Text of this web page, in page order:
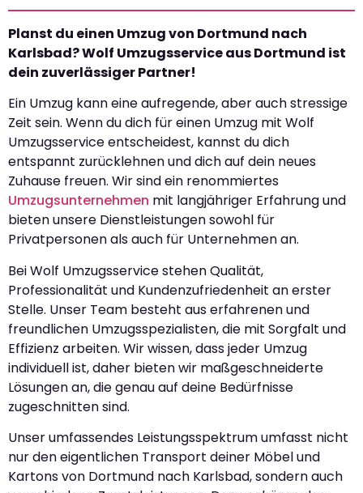
Planst du einen Umzug von Dortmund nach
Karlsbad? Wolf Umzugsservice aus Dortmund ist
dein zuverlässiger Partner!
Ein Umzug kann eine aufregende, aber auch stressige
Zeit sein. Wenn du dich für einen Umzug mit Wolf
Umzugsservice entscheidest, kannst du dich
entspannt zurücklehnen und dich auf dein neues
Zuhause freuen. Wir sind ein renommiertes
Umzugsunternehmen mit langjähriger Erfahrung und
bieten unsere Dienstleistungen sowohl für
Privatpersonen als auch für Unternehmen an.
Bei Wolf Umzugsservice stehen Qualität,
Professionalität und Kundenzufriedenheit an erster
Stelle. Unser Team besteht aus erfahrenen und
freundlichen Umzugsspezialisten, die mit Sorgfalt und
Effizienz arbeiten. Wir wissen, dass jeder Umzug
individuell ist, daher bieten wir maßgeschneiderte
Lösungen an, die genau auf deine Bedürfnisse
zugeschnitten sind.
Unser umfassendes Leistungsspektrum umfasst nicht
nur den eigentlichen Transport deiner Möbel und
Kartons von Dortmund nach Karlsbad, sondern auch